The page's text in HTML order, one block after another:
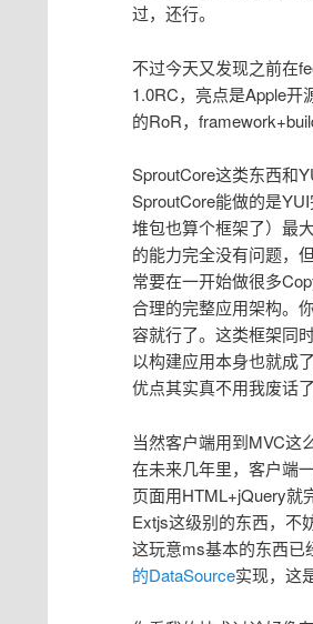
过，还行。
不过今天又发现之前在
1.0RC，亮点是Apple开
的RoR，
SproutCore这类东西和
SproutCore能做的是
堆包也算个框架了）最
的能力完全没有问题，
常要在一开始做很多
合理的完整应用架构。
容就行了。这类框架同
以构建应用本身也就成
优点其实真不用我废话了
当然客户端用到MVC这
在未来几年里，客户端
页面用HTML+jQuery就
Extjs这级别的东西，不
这玩意ms基本的东西已
的DataSource实现，这